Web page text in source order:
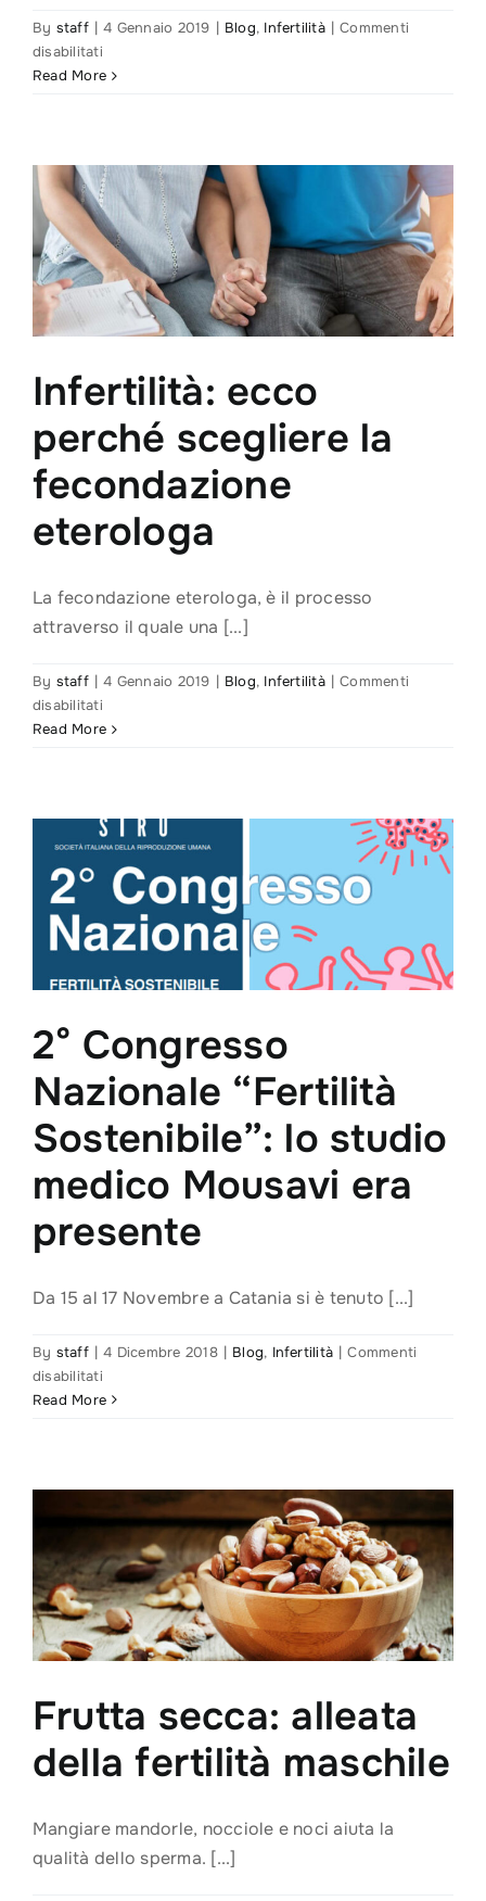
By staff | 4 Gennaio 2019 | Blog, Infertilità | Commenti
disabilitatisu
Ovodonazione:
congelati?
Read More
Infertilità: ecco
perché scegliere la
fecondazione
eterologa
La fecondazione eterologa, è il processo
attraverso il quale una [...]
By staff | 4 Gennaio 2019 | Blog, Infertilità | Commenti
disabilitatisu
Infertilità:
la
fecondazione
eterologa
Read More
2° Congresso
Nazionale “Fertilità
Sostenibile”: lo studio
medico Mousavi era
presente
Da 15 al 17 Novembre a Catania si è tenuto [...]
By staff | 4 Dicembre 2018 | Blog, Infertilità | Commenti
disabilitatisu
2°
Sostenibile”:
lo
medico
Mousavi
era
presente
Read More
Frutta secca: alleata
della fertilità maschile
Mangiare mandorle, nocciole e noci aiuta la
qualità dello sperma. [...]